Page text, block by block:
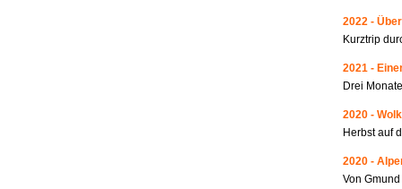
2022 -
Kurztrip
2021 -
Drei
2020 -
Herbst auf
2020 -
Von